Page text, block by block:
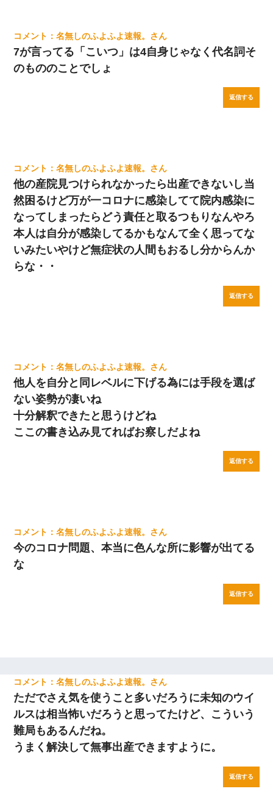
名無しのふよふよ速報。
7が言ってる「こいつ」は4自身じゃなく代名詞そ
のもののことでしょ
返信する
名無しのふよふよ速報。
他の産院見つけられなかったら出産できないし当
然困るけど万が一コロナに感染してて院内感染に
なってしまったらどう責任と取るつもりなんやろ
本人は自分が感染してるかもなんて全く思ってな
いみたいやけど無症状の人間もおるし分からんか
らな・・
返信する
名無しのふよふよ速報。
他人を自分と同レベルに下げる為には手段を選ば
ない姿勢が凄いね
十分解釈できたと思うけどね
ここの書き込み見てればお察しだよね
返信する
名無しのふよふよ速報。
今のコロナ問題、本当に色んな所に影響が出てる
な
返信する
名無しのふよふよ速報。
ただでさえ気を使うこと多いだろうに未知のウイ
ルスは相当怖いだろうと思ってたけど、こういう
難局もあるんだね。
うまく解決して無事出産できますように。
返信する